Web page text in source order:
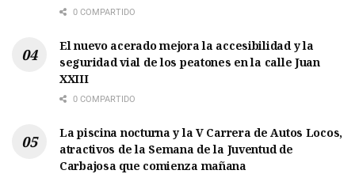
0 COMPARTIDO
El nuevo acerado mejora la accesibilidad y la
seguridad vial de los peatones en la calle Juan
XXIII
0 COMPARTIDO
La piscina nocturna y la V Carrera de Autos Locos,
atractivos de la Semana de la Juventud de
Carbajosa que comienza mañana